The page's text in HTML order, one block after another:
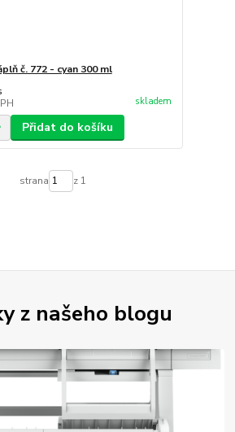
č. 772 - cyan 300 ml
skladem
Přidat do košíku
strana z 1
z našeho blogu